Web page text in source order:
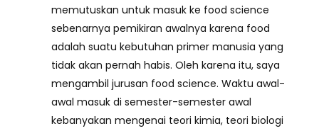
memutuskan untuk masuk ke food science
sebenarnya pemikiran awalnya karena food
adalah suatu kebutuhan primer manusia yang
tidak akan pernah habis. Oleh karena itu, saya
mengambil jurusan food science. Waktu awal-
awal masuk di semester-semester awal
kebanyakan mengenai teori kimia, teori biologi